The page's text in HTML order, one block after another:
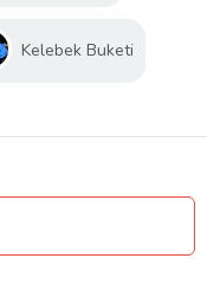
Kelebek Buketi